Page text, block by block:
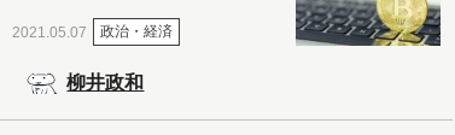
2021.05.07 政治・経済
柳井政和